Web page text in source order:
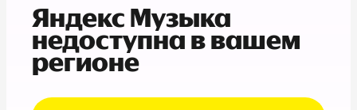
Яндекс Музыка
недоступна в вашем
регионе